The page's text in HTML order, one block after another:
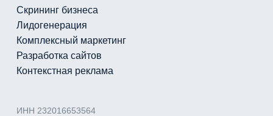
ИНН 232016653564
Скрининг бизнеса
Лидогенерация
Комплексный маркетинг
Разработка сайтов
Контекстная реклама